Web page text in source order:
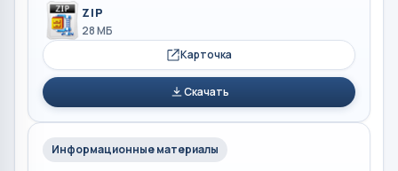
ZIP
28 МБ
Карточка
Скачать
Информационные материалы